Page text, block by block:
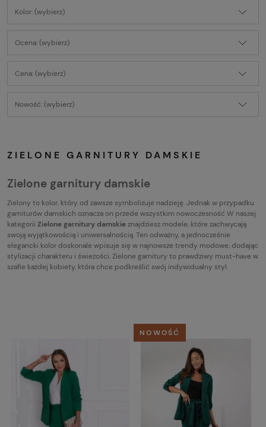
Kolor: (wybierz)
Ocena: (wybierz)
Cena: (wybierz)
Nowość: (wybierz)
ZIELONE GARNITURY DAMSKIE
Zielone garnitury damskie
Zielony to kolor, który od zawsze symbolizuje nadzieję. Jednak w przypadku
garniturów damskich oznacza on przede wszystkim nowoczesność W naszej
kategorii Zielone garnitury damskieznajdziesz modele, które zachwycają
swoją wyjątkowością i uniwersalnością. Ten odważny, a jednocześnie
elegancki kolor doskonale wpisuje się w najnowsze trendy modowe, dodając
stylizacji charakteru i świeżości. Zielone garnitury to prawdziwy must-have w
szafie każdej kobiety, która chce podkreślić swój indywidualny styl.
NOWOŚĆ